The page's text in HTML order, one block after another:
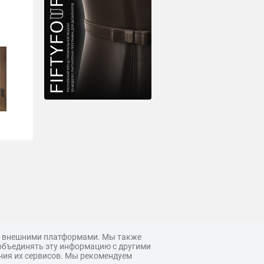
внешними платформами. Мы также
эту информацию с другими
их сервисов. Мы рекомендуем